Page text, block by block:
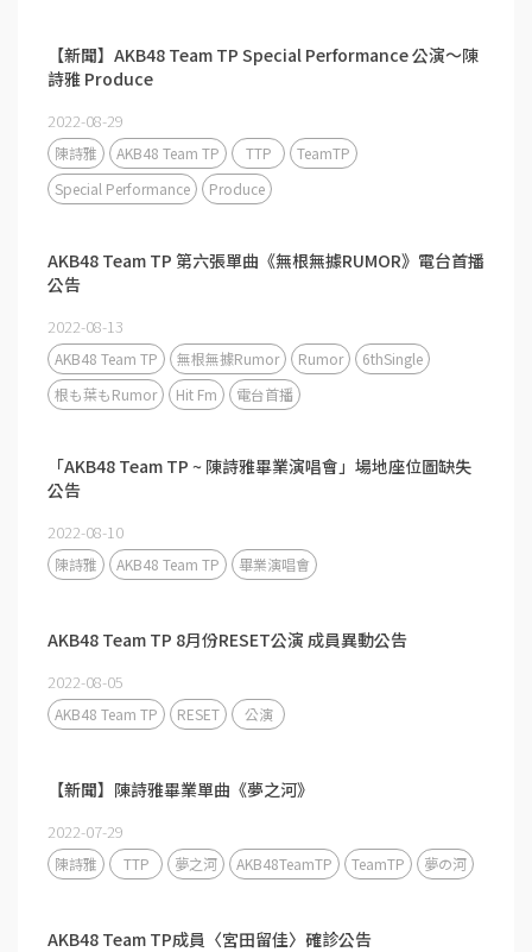
【新聞】AKB48 Team TP ⁣Special Performance 公演～陳
詩雅 Produce
2022-08-29
陳詩雅 AKB48 Team TP TTP
TeamTP
Special Performance
Produce
AKB48 Team TP 第六張單曲《無根無據RUMOR》電台首播
公告
2022-08-13
AKB48 Team TP 無根無據Rumor Rumor
6thSingle
根も葉もRumor
Hit Fm 電台首播
「AKB48 Team TP ~ 陳詩雅畢業演唱會」場地座位圖缺失
公告
2022-08-10
陳詩雅 AKB48 Team TP 畢業演唱會
AKB48 Team TP 8月份RESET公演 成員異動公告
2022-08-05
AKB48 Team TP RESET 公演
【新聞】陳詩雅畢業單曲《夢之河》
2022-07-29
陳詩雅 TTP 夢之河 AKB48TeamTP TeamTP 夢の河
AKB48 Team TP成員〈宮田留佳〉確診公告